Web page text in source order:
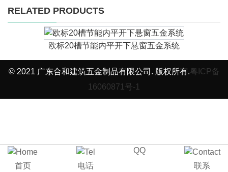
RELATED PRODUCTS
欧标20槽节能内平开下悬窗五金系统
© 2021 广东合和建筑五金制品有限公司. 版权所有.粤ICP备
16060871号-1
首页 电话
QQ
联系